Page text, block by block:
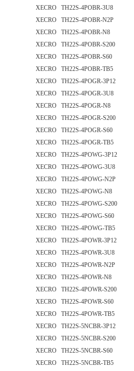
XECRO TH22S-4POBR-3U8
XECRO TH22S-4POBR-N2P
XECRO TH22S-4POBR-N8
XECRO TH22S-4POBR-S200
XECRO TH22S-4POBR-S60
XECRO TH22S-4POBR-TB5
XECRO TH22S-4POGR-3P12
XECRO TH22S-4POGR-3U8
XECRO TH22S-4POGR-N8
XECRO TH22S-4POGR-S200
XECRO TH22S-4POGR-S60
XECRO TH22S-4POGR-TB5
XECRO TH22S-4POWG-3P12
XECRO TH22S-4POWG-3U8
XECRO TH22S-4POWG-N2P
XECRO TH22S-4POWG-N8
XECRO TH22S-4POWG-S200
XECRO TH22S-4POWG-S60
XECRO TH22S-4POWG-TB5
XECRO TH22S-4POWR-3P12
XECRO TH22S-4POWR-3U8
XECRO TH22S-4POWR-N2P
XECRO TH22S-4POWR-N8
XECRO TH22S-4POWR-S200
XECRO TH22S-4POWR-S60
XECRO TH22S-4POWR-TB5
XECRO TH22S-5NCBR-3P12
XECRO TH22S-5NCBR-S200
XECRO TH22S-5NCBR-S60
XECRO TH22S-5NCBR-TB5